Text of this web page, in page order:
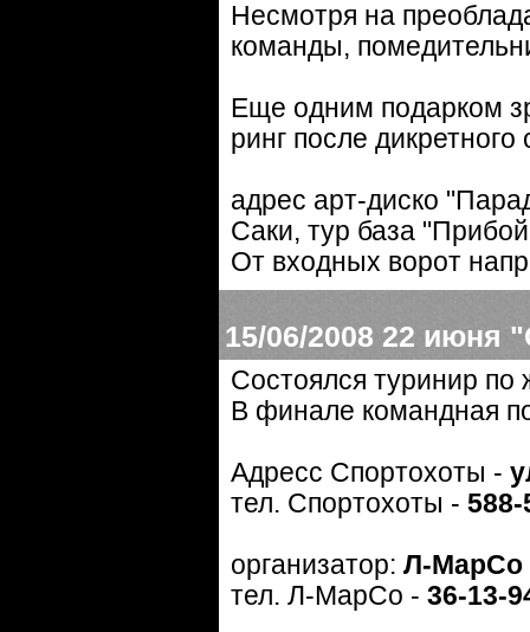
Несмотря на
команды,
Еще одним подарком
ринг после
адрес арт-диско
Саки, тур база
От входных ворот
15/06/2008 22 июня
Состоялся туринир по
В финале командная
Адресс Спортохоты -
тел. Спортохоты - 588-
организатор: Л-МарСо
тел. Л-МарСо - 36-13-